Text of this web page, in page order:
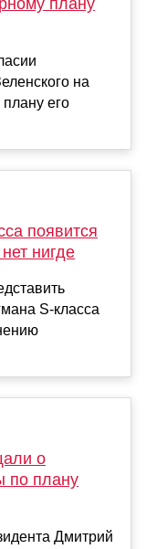
плану
на
его
появится
нигде
S-класса
о
по плану
Дмитрий